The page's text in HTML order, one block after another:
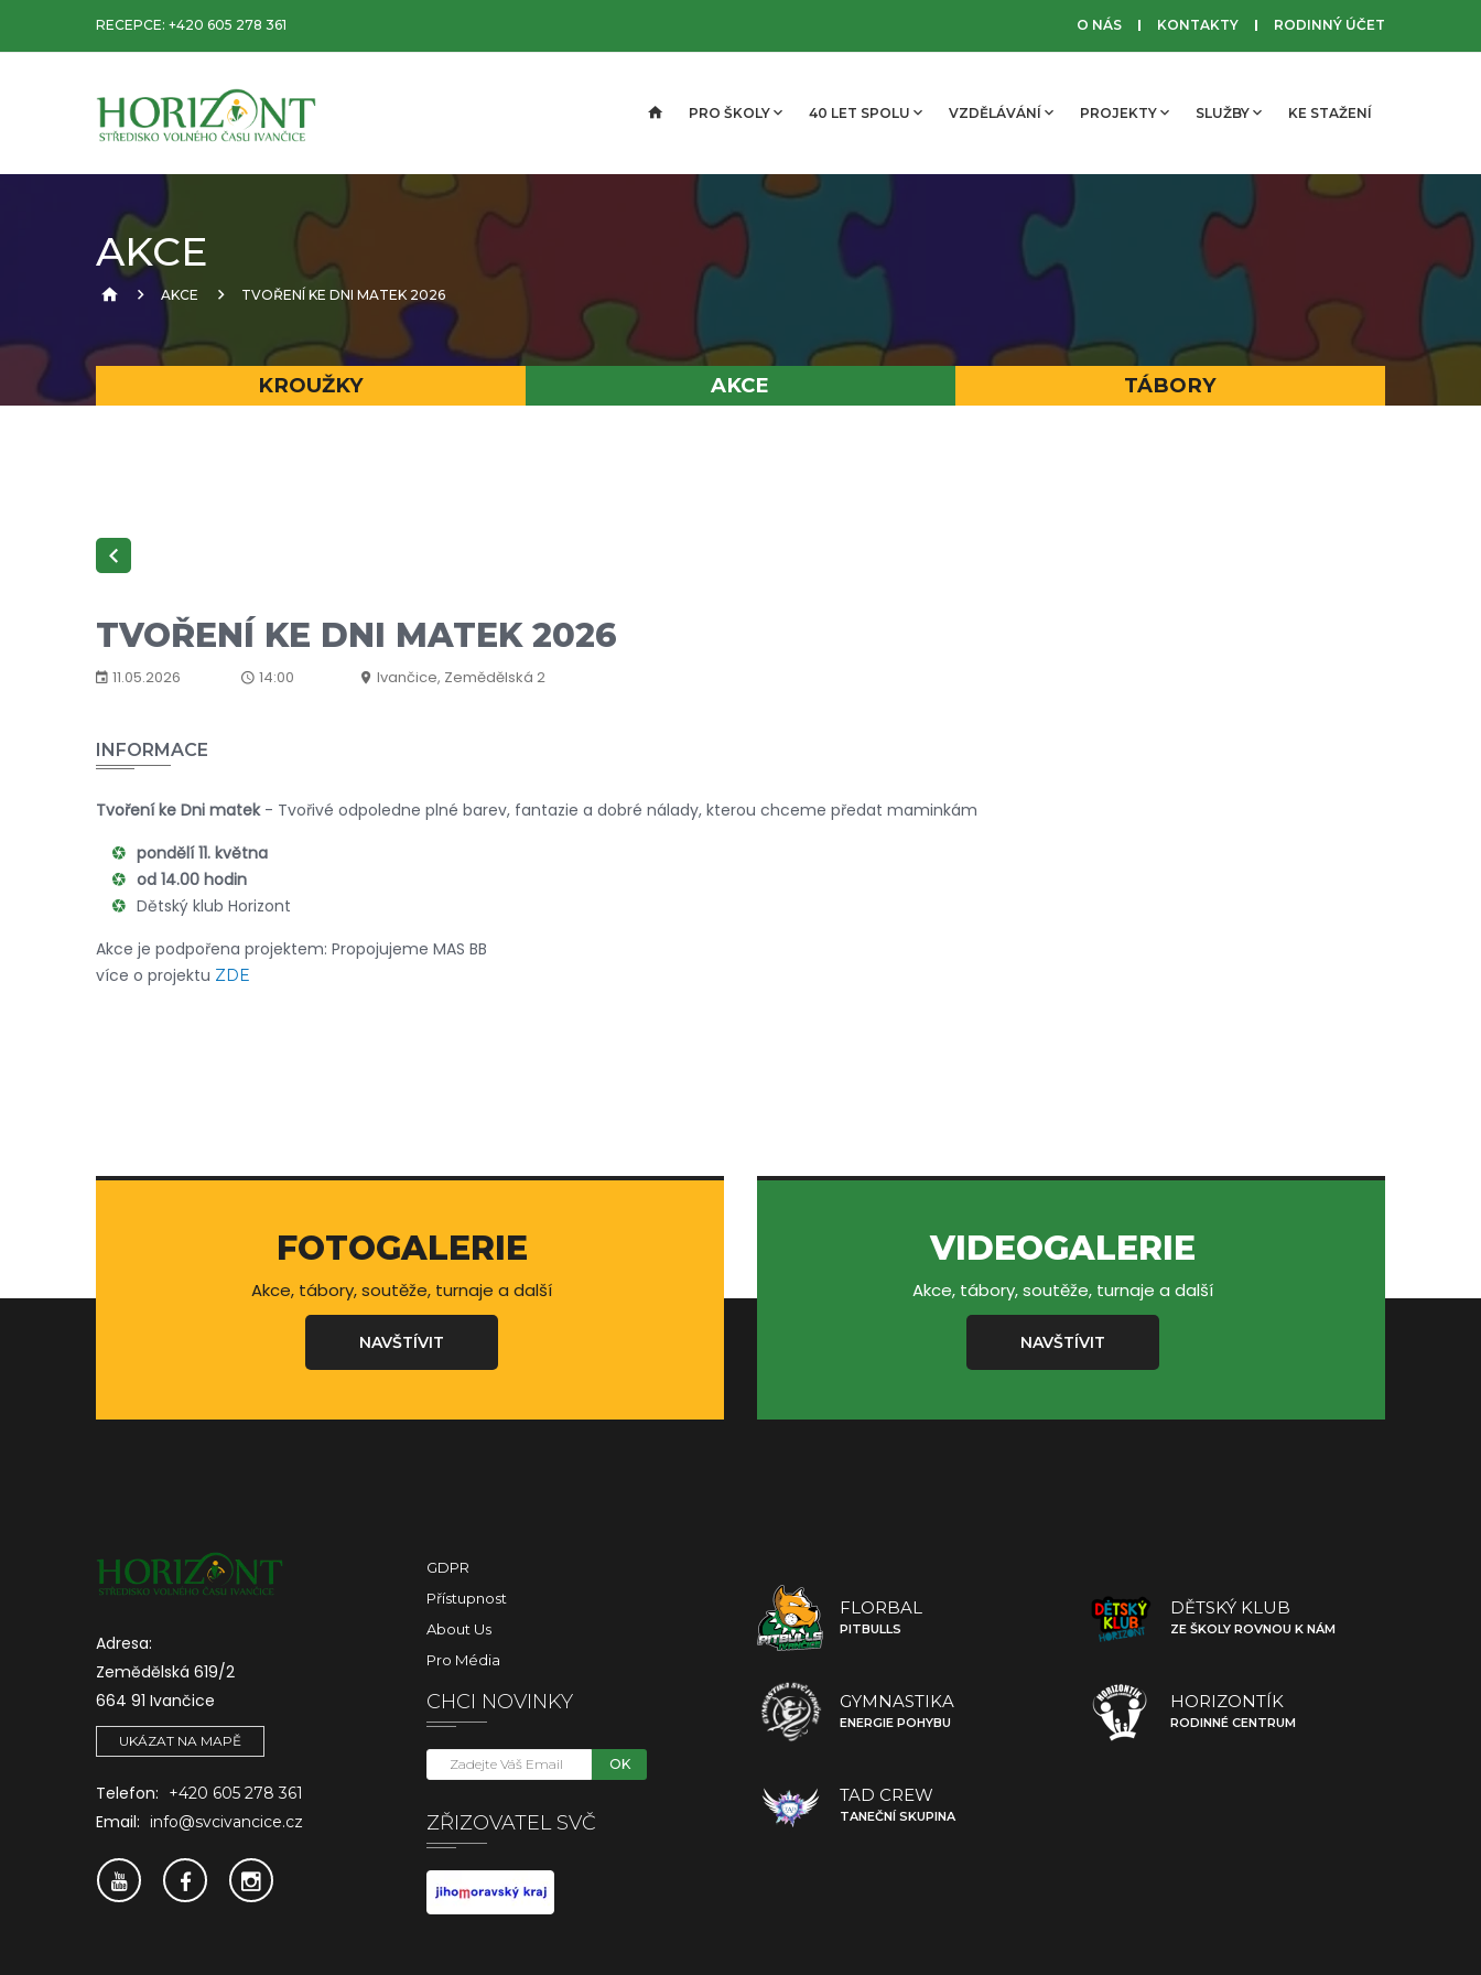
RECEPCE: +420 605 278 361 O NÁS KONTAKTY RODINNÝ ÚČET
PRO ŠKOLY 40 LET SPOLU VZDĚLÁVÁNÍ PROJEKTY SLUŽBY KE STAŽENÍ
AKCE
AKCE TVOŘENÍ KE DNI MATEK 2026
KROUŽKY AKCE TÁBORY
TVOŘENÍ KE DNI MATEK 2026
11.05.2026 14:00 Ivančice, Zemědělská 2
INFORMACE
Tvoření ke Dni matek- Tvořivé odpoledne plné barev, fantazie a dobré nálady, kterou chceme předat maminkám
pondělí 11. května
od 14.00 hodin
Dětský klub Horizont
Akce je podpořena projektem: Propojujeme MAS BB
více o projektu ZDE
FOTOGALERIE
Akce, tábory, soutěže, turnaje a další
NAVŠTÍVIT
VIDEOGALERIE
Akce, tábory, soutěže, turnaje a další
NAVŠTÍVIT
Adresa:
Zemědělská 619/2
664 91 Ivančice
UKÁZAT NA MAPĚ
Telefon: +420 605 278 361
Email: info@svcivancice.cz
GDPR
Přístupnost
About Us
Pro Média
CHCI NOVINKY
OK
ZŘIZOVATEL SVČ
FLORBAL
PITBULLS
GYMNASTIKA
ENERGIE POHYBU
TAD CREW
TANEČNÍ SKUPINA
DĚTSKÝ KLUB
ZE ŠKOLY ROVNOU K NÁM
HORIZONTÍK
RODINNÉ CENTRUM